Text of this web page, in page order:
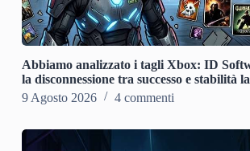
Abbiamo analizzato i tagli Xbox: ID
la disconnessione tra successo e stabilità
9 Agosto 2026
4 commenti